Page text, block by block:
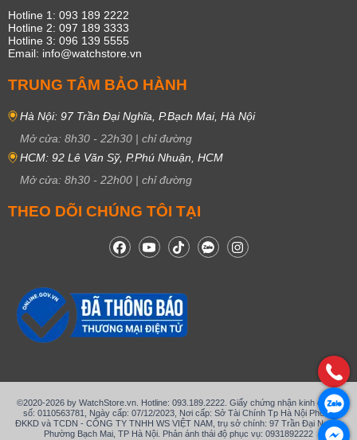
Hotline 1: 093 189 2222
Hotline 2: 097 189 3333
Hotline 3: 096 139 5555
Email: info@watchstore.vn
TRUNG TÂM BẢO HÀNH
Hà Nội: 97 Trần Đại Nghĩa, P.Bạch Mai, Hà Nội
Mở cửa: 8h30 - 22h30 | chỉ đường
HCM: 92 Lê Văn Sỹ, P.Phú Nhuận, HCM
Mở cửa: 8h30 - 22h00 | chỉ đường
THEO DÕI CHÚNG TÔI TẠI
©2020-2026 by WatchStore.vn. Hotline: 093.189.2222. Giấy chứng nhận kinh doanh
số: 0110563781, Ngày cấp: 07/12/2023, Nơi cấp: Sở Tài Chính Tp Hà Nội Phòng
ĐKKD và TCDN - CÔNG TY TNHH WS VIỆT NAM, trụ sở chính: 97 Trần Đại Nghĩa,
Phường Bạch Mai, TP Hà Nội. Phản ánh thái độ phục vụ: 0931892222